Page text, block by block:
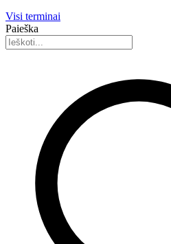
Visi terminai
Paieška